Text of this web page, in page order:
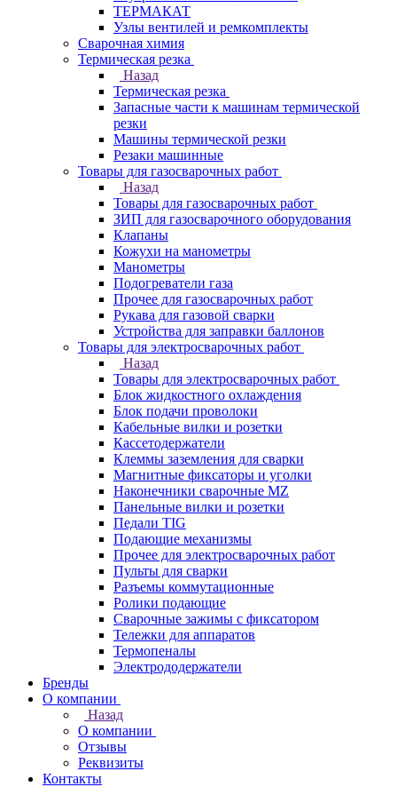
ТЕРМАКАТ
Узлы вентилей и ремкомплекты
Сварочная химия
Термическая резка
Назад
Термическая резка
Запасные части к машинам термической
резки
Машины термической резки
Резаки машинные
Товары для газосварочных работ
Назад
Товары для газосварочных работ
ЗИП для газосварочного оборудования
Клапаны
Кожухи на манометры
Манометры
Подогреватели газа
Прочее для газосварочных работ
Рукава для газовой сварки
Устройства для заправки баллонов
Товары для электросварочных работ
Назад
Товары для электросварочных работ
Блок жидкостного охлаждения
Блок подачи проволоки
Кабельные вилки и розетки
Кассетодержатели
Клеммы заземления для сварки
Магнитные фиксаторы и уголки
Наконечники сварочные MZ
Панельные вилки и розетки
Педали TIG
Подающие механизмы
Прочее для электросварочных работ
Пульты для сварки
Разъемы коммутационные
Ролики подающие
Сварочные зажимы с фиксатором
Тележки для аппаратов
Термопеналы
Электрододержатели
Бренды
О компании
Назад
О компании
Отзывы
Реквизиты
Контакты